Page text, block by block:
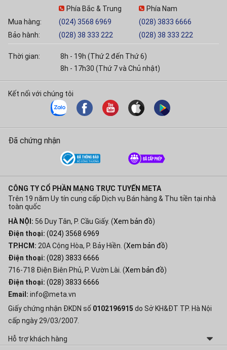
Mua hàng:
Bảo hành:
Phía Bắc & Trung
(024) 3568 6969
(028) 38 333 222
Phía Nam
(028) 3833 6666
(028) 38 333 222
Thời gian:
8h - 19h (Thứ 2 đến Thứ 6)
8h - 17h30 (Thứ 7 và Chủ nhật)
Kết nối với chúng tôi
Đã chứng nhận
CÔNG TY CỔ PHẦN MẠNG TRỰC TUYẾN META
Trên 19 năm Uy tín cung cấp Dịch vụ Bán hàng & Thu tiền tại nhà
toàn quốc
HÀ NỘI: 56 Duy Tân, P. Cầu Giấy. (Xem bản đồ)
Điện thoại: (024) 3568 6969
TP.HCM: 20A Cộng Hòa, P. Bảy Hiền. (Xem bản đồ)
Điện thoại: (028) 3833 6666
716-718 Điện Biên Phủ, P. Vườn Lài. (Xem bản đồ)
Điện thoại: (028) 3833 6666
Email: info@meta.vn
Giấy chứng nhận ĐKDN số 0102196915 do Sở KH&ĐT TP. Hà Nội
cấp ngày 29/03/2007.
Hỗ trợ khách hàng